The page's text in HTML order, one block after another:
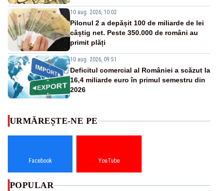
10 aug. 2026, 10:02
Pilonul 2 a depășit 100 de miliarde de lei
câștig net. Peste 350.000 de români au
primit plăți
10 aug. 2026, 09:51
Deficitul comercial al României a scăzut la
16,4 miliarde euro în primul semestru din
2026
URMĂREȘTE-NE PE
Facebook YouTube
POPULAR